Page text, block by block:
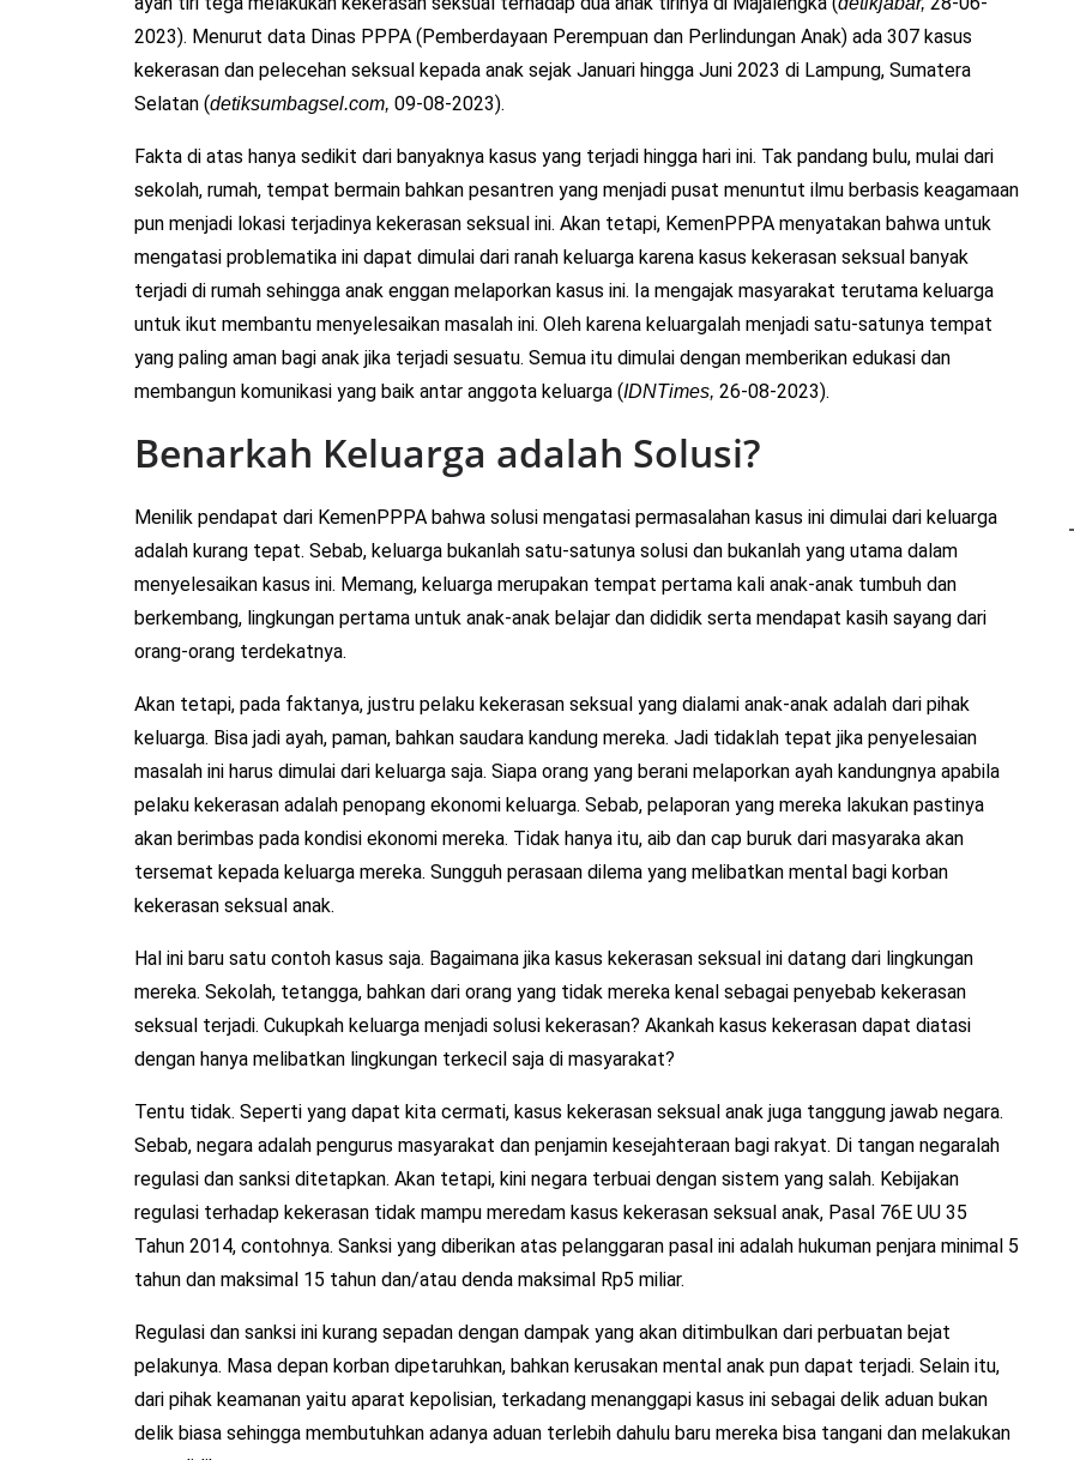
2023). Menurut data Dinas PPPA (Pemberdayaan Perempuan dan Perlindungan Anak) ada 307 kasus
kekerasan dan pelecehan seksual kepada anak sejak Januari hingga Juni 2023 di Lampung, Sumatera
Selatan (detiksumbagsel.com, 09-08-2023).
Fakta di atas hanya sedikit dari banyaknya kasus yang terjadi hingga hari ini. Tak pandang bulu, mulai dari
sekolah, rumah, tempat bermain bahkan pesantren yang menjadi pusat menuntut ilmu berbasis keagamaan
pun menjadi lokasi terjadinya kekerasan seksual ini. Akan tetapi, KemenPPPA menyatakan bahwa untuk
mengatasi problematika ini dapat dimulai dari ranah keluarga karena kasus kekerasan seksual banyak
terjadi di rumah sehingga anak enggan melaporkan kasus ini. Ia mengajak masyarakat terutama keluarga
untuk ikut membantu menyelesaikan masalah ini. Oleh karena keluargalah menjadi satu-satunya tempat
yang paling aman bagi anak jika terjadi sesuatu. Semua itu dimulai dengan memberikan edukasi dan
membangun komunikasi yang baik antar anggota keluarga (IDNTimes, 26-08-2023).
Benarkah Keluarga adalah Solusi?
Menilik pendapat dari KemenPPPA bahwa solusi mengatasi permasalahan kasus ini dimulai dari keluarga
adalah kurang tepat. Sebab, keluarga bukanlah satu-satunya solusi dan bukanlah yang utama dalam
menyelesaikan kasus ini. Memang, keluarga merupakan tempat pertama kali anak-anak tumbuh dan
berkembang, lingkungan pertama untuk anak-anak belajar dan dididik serta mendapat kasih sayang dari
orang-orang terdekatnya.
Akan tetapi, pada faktanya, justru pelaku kekerasan seksual yang dialami anak-anak adalah dari pihak
keluarga. Bisa jadi ayah, paman, bahkan saudara kandung mereka. Jadi tidaklah tepat jika penyelesaian
masalah ini harus dimulai dari keluarga saja. Siapa orang yang berani melaporkan ayah kandungnya apabila
pelaku kekerasan adalah penopang ekonomi keluarga. Sebab, pelaporan yang mereka lakukan pastinya
akan berimbas pada kondisi ekonomi mereka. Tidak hanya itu, aib dan cap buruk dari masyaraka akan
tersemat kepada keluarga mereka. Sungguh perasaan dilema yang melibatkan mental bagi korban
kekerasan seksual anak.
Hal ini baru satu contoh kasus saja. Bagaimana jika kasus kekerasan seksual ini datang dari lingkungan
mereka. Sekolah, tetangga, bahkan dari orang yang tidak mereka kenal sebagai penyebab kekerasan
seksual terjadi. Cukupkah keluarga menjadi solusi kekerasan? Akankah kasus kekerasan dapat diatasi
dengan hanya melibatkan lingkungan terkecil saja di masyarakat?
Tentu tidak. Seperti yang dapat kita cermati, kasus kekerasan seksual anak juga tanggung jawab negara.
Sebab, negara adalah pengurus masyarakat dan penjamin kesejahteraan bagi rakyat. Di tangan negaralah
regulasi dan sanksi ditetapkan. Akan tetapi, kini negara terbuai dengan sistem yang salah. Kebijakan
regulasi terhadap kekerasan tidak mampu meredam kasus kekerasan seksual anak, Pasal 76E UU 35
Tahun 2014, contohnya. Sanksi yang diberikan atas pelanggaran pasal ini adalah hukuman penjara minimal 5
tahun dan maksimal 15 tahun dan/atau denda maksimal Rp5 miliar.
Regulasi dan sanksi ini kurang sepadan dengan dampak yang akan ditimbulkan dari perbuatan bejat
pelakunya. Masa depan korban dipetaruhkan, bahkan kerusakan mental anak pun dapat terjadi. Selain itu,
dari pihak keamanan yaitu aparat kepolisian, terkadang menanggapi kasus ini sebagai delik aduan bukan
delik biasa sehingga membutuhkan adanya aduan terlebih dahulu baru mereka bisa tangani dan melakukan